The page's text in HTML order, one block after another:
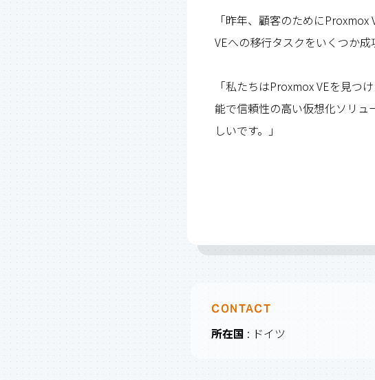
「昨年、顧客のために
VEへの移行タスクをいくつか
「私たちはProxmox VEを見つ
能で信頼性の高い仮想化ソリ
しいです。」
CONTACT
所在国 : ドイツ